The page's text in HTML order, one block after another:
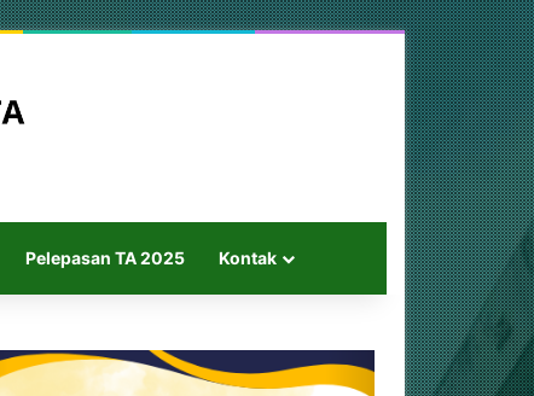
Pelepasan TA 2025 Kontak